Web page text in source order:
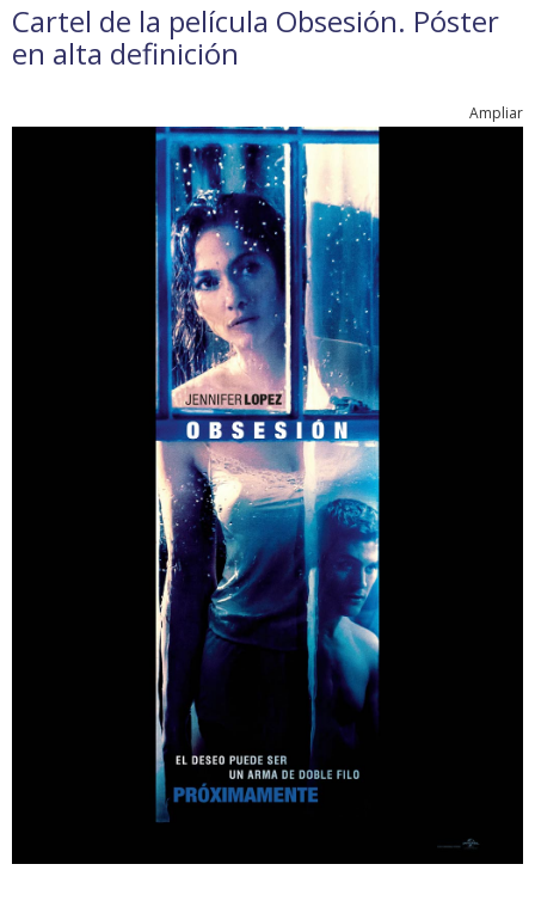
Cartel de la película Obsesión. Póster
en alta definición
Ampliar